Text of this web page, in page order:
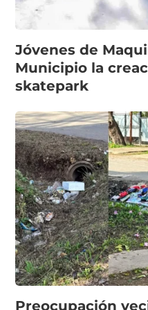
Jóvenes de
Municipio la
skatepark
Preocupación